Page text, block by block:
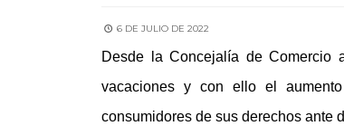
6 DE JULIO DE 2022
Desde la Concejalía de Comercio
vacaciones y con ello el
consumidores de sus derechos ante